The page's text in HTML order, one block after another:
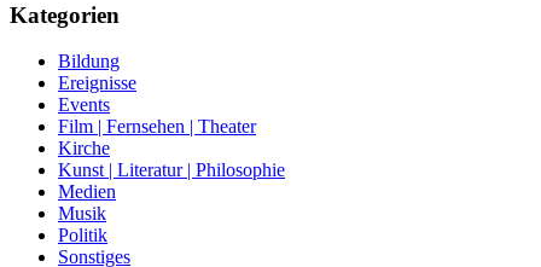
Kategorien
Bildung
Ereignisse
Events
Film | Fernsehen | Theater
Kirche
Kunst | Literatur | Philosophie
Medien
Musik
Politik
Sonstiges